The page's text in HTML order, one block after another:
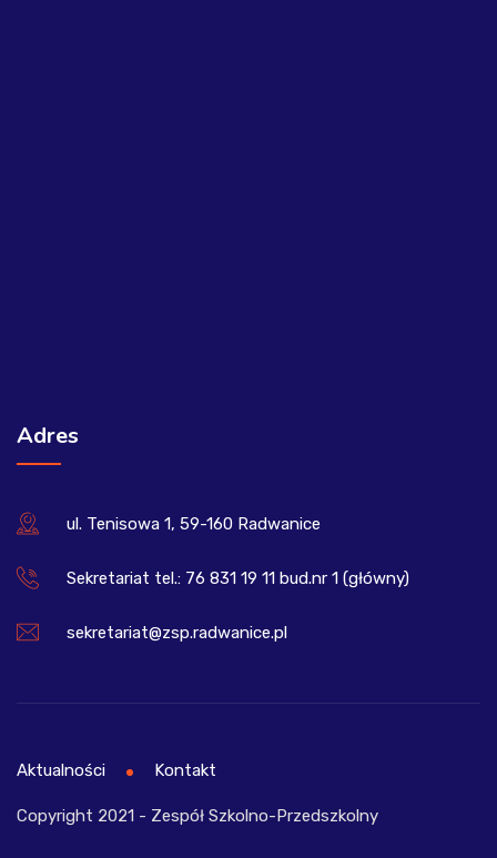
Adres
ul. Tenisowa 1, 59-160 Radwanice
Sekretariat tel.: 76 831 19 11 bud.nr 1 (główny)
sekretariat@zsp.radwanice.pl
Copyright 2021 - Zespół Szkolno-Przedszkolny
Aktualności Kontakt